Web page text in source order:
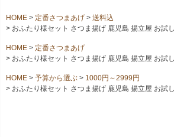
HOME 定番さつまあげ
送料込
おふたり様セット さつま揚げ 鹿児島 揚立屋 お試
HOME
定番さつまあげ
おふたり様セット さつま揚げ 鹿児島 揚立屋 お試
HOME 予算から選ぶ
1000円～2999円
おふたり様セット さつま揚げ 鹿児島 揚立屋 お試